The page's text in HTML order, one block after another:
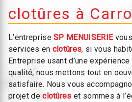
clotûres à
L’entrepriseSP MENUISERIE
services en clotûres, si vous
Entreprise usant d’une
qualité, nous mettons tout en
satisfaire. Nous vous
projet declotûres et sommes à